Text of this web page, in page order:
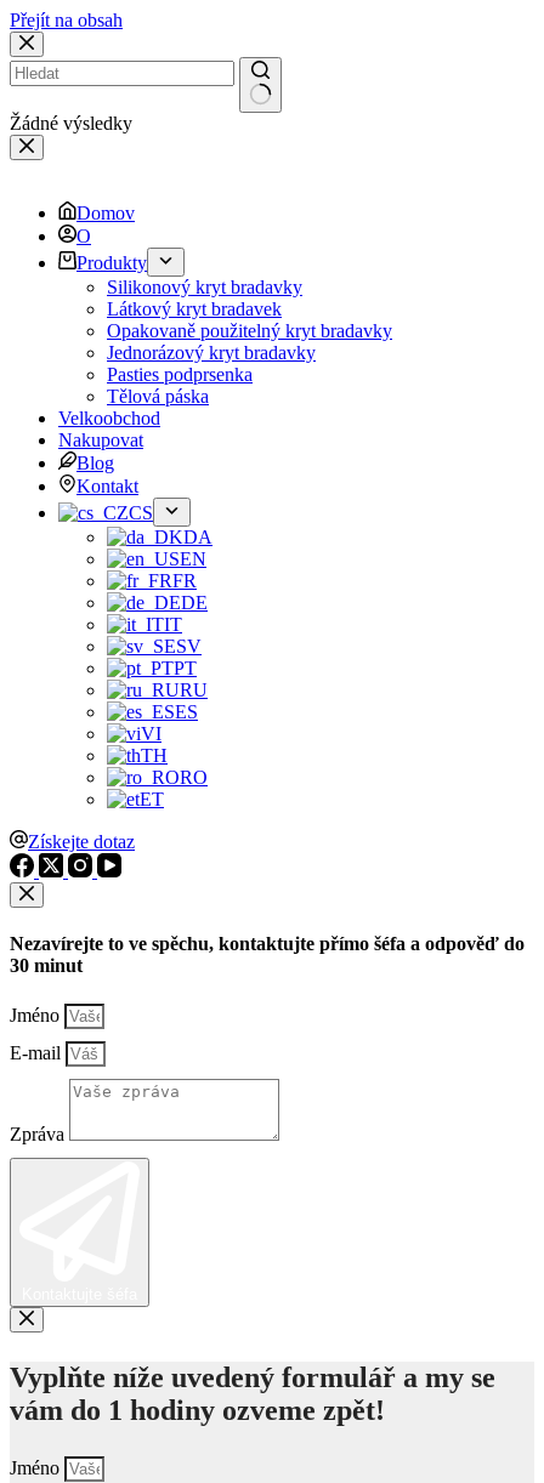
Přejít na obsah
Žádné výsledky
Domov
O
Produkty
Silikonový kryt bradavky
Látkový kryt bradavek
Opakovaně použitelný kryt bradavky
Jednorázový kryt bradavky
Pasties podprsenka
Tělová páska
Velkoobchod
Nakupovat
Blog
Kontakt
CS
DA
EN
FR
DE
IT
SV
PT
RU
ES
VI
TH
RO
ET
Získejte dotaz
Nezavírejte to ve spěchu, kontaktujte přímo šéfa a odpověď do
30 minut
Jméno
E-mail
Zpráva
Vyplňte níže uvedený formulář a my se
vám do 1 hodiny ozveme zpět!
Jméno